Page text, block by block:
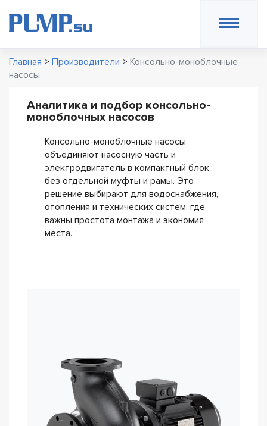
Главная > Производители > Консольно-моноблочные
насосы
Аналитика и подбор консольно-
моноблочных насосов
Консольно-моноблочные насосы
объединяют насосную часть и
электродвигатель в компактный блок
без отдельной муфты и рамы. Это
решение выбирают для водоснабжения,
отопления и технических систем, где
важны простота монтажа и экономия
места.